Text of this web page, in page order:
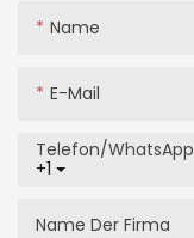
Name
E-Mail
+1
Telefon/WhatsApp
Name Der Firma